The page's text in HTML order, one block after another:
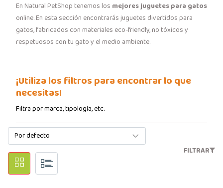
En Natural PetShop tenemos los mejores juguetes para gatos
online. En esta sección encontrarás juguetes divertidos para
gatos, fabricados con materiales eco-friendly, no tóxicos y
respetuosos con tu gato y el medio ambiente.
¡Utiliza los filtros para encontrar lo que
necesitas!
Filtra por marca, tipología, etc.
FILTRAR